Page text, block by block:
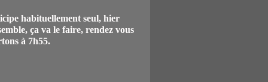
habituellement seul, hier
ça va le faire, rendez vous
à 7h55.